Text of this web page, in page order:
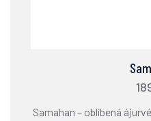
Samahan – oblíbená